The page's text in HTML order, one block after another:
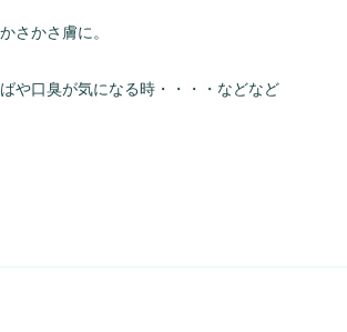
さかさ膚に。
や口臭が気になる時・・・・などなど